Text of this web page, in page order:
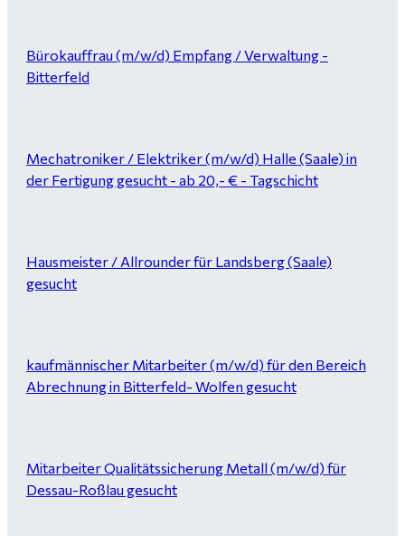
Bürokauffrau (m/w/d) Empfang / Verwaltung -
Bitterfeld
Mechatroniker / Elektriker (m/w/d) Halle (Saale) in
der Fertigung gesucht - ab 20,- € - Tagschicht
Hausmeister / Allrounder für Landsberg (Saale)
gesucht
kaufmännischer Mitarbeiter (m/w/d) für den Bereich
Abrechnung in Bitterfeld- Wolfen gesucht
Mitarbeiter Qualitätssicherung Metall (m/w/d) für
Dessau-Roßlau gesucht